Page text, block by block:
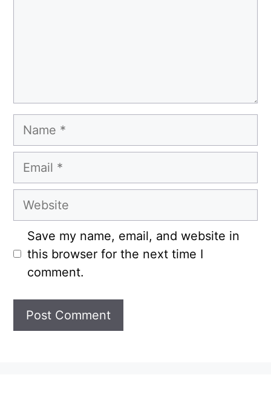
Name
Email
Website
Save my name, email, and website in
this browser for the next time I
comment.